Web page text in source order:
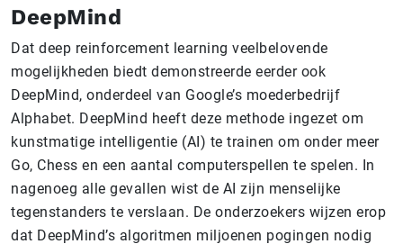
DeepMind
Dat deep reinforcement learning veelbelovende
mogelijkheden biedt demonstreerde eerder ook
DeepMind, onderdeel van Google’s moederbedrijf
Alphabet. DeepMind heeft deze methode ingezet om
kunstmatige intelligentie (AI) te trainen om onder meer
Go, Chess en een aantal computerspellen te spelen. In
nagenoeg alle gevallen wist de AI zijn menselijke
tegenstanders te verslaan. De onderzoekers wijzen erop
dat DeepMind’s algoritmen miljoenen pogingen nodig